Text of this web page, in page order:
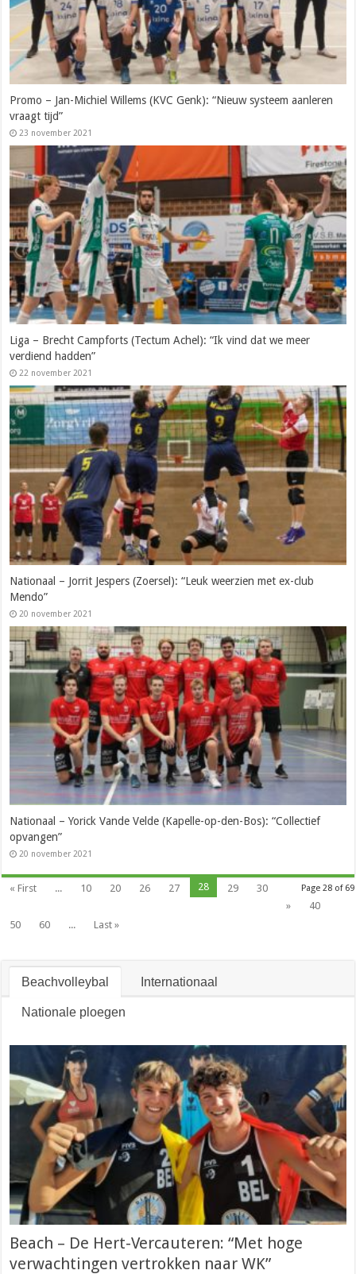
Promo – Jan-Michiel Willems (KVC Genk): “Nieuw systeem aanleren
vraagt tijd”
23 november 2021
Liga – Brecht Campforts (Tectum Achel): “Ik vind dat we meer
verdiend hadden”
22 november 2021
Nationaal – Jorrit Jespers (Zoersel): “Leuk weerzien met ex-club
Mendo”
20 november 2021
Nationaal – Yorick Vande Velde (Kapelle-op-den-Bos): “Collectief
opvangen”
20 november 2021
Page 28 of 69
« First ... 10 20 26 27 28 29
30
»
40
50
60 ... Last »
Beachvolleybal Internationaal
Nationale ploegen
Beach – De Hert-Vercauteren: “Met hoge
verwachtingen vertrokken naar WK”